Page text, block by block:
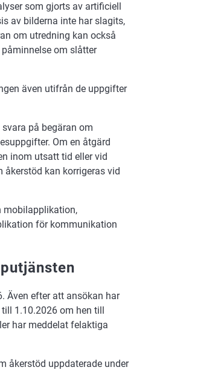
som gjorts av artificiell
av bilderna inte har slagits,
om utredning kan också
om slåtter
även utifrån de uppgifter
på begäran om
Om en åtgärd
inom utsatt tid eller vid
åkerstöd kan korrigeras vid
mobilapplikation,
för kommunikation
Även efter att ansökan har
1.10.2026 om hen till
har meddelat felaktiga
åkerstöd uppdaterade under